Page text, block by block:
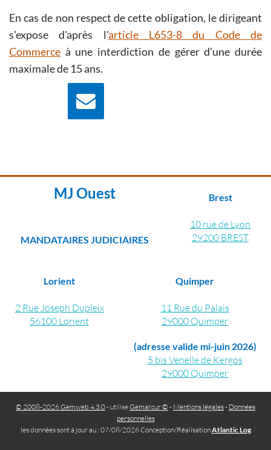
En cas de non respect de cette obligation, le dirigeant
s'expose d'après l'article L653-8 du Code de
Commerce à une interdiction de gérer d'une durée
maximale de 15 ans.
MJ Ouest
MANDATAIRES JUDICIAIRES
Brest
10 rue de Lyon
29200 BREST
Lorient
2 Rue Joseph Dupleix
56100 Lorient
Quimper
11 Rue du Palais
29000 Quimper
(adresse valide mi-juin 2026)
5 bis Venelle de Kergos
29000 Quimper
© 2008-2026 Gemweb 4.3.0- utiliseGemarcur © - Mentions légales- Données
personnelles
les données sont à jour au : 07/08/2026 Conception/RéalisationAtlantic Log